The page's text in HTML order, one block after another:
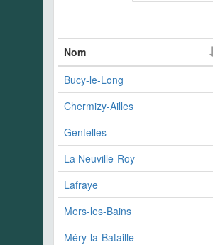
Nom
Bucy-le-Long
Chermizy-Ailles
Gentelles
La Neuville-Roy
Lafraye
Mers-les-Bains
Méry-la-Bataille